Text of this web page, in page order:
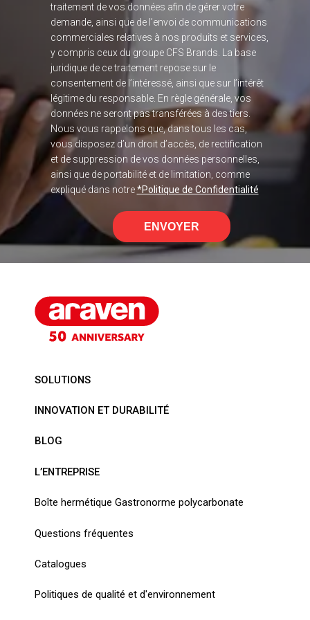
traitement de vos données afin de gérer votre
demande, ainsi que de l’envoi de communications
commerciales relatives à nos produits et services,
y compris ceux du groupe CFS Brands. La base
juridique de ce traitement repose sur le
consentement de l’intéressé, ainsi que sur l’intérêt
légitime du responsable. En règle générale, vos
données ne seront pas transférées à des tiers.
Nous vous rappelons que, dans tous les cas,
vous disposez d’un droit d’accès, de rectification
et de suppression de vos données personnelles,
ainsi que de portabilité et de limitation, comme
expliqué dans notre*Politique de Confidentialité
ENVOYER
SOLUTIONS
INNOVATION ET DURABILITÉ
BLOG
L’ENTREPRISE
Boîte hermétique Gastronorme polycarbonate
Questions fréquentes
Catalogues
Politiques de qualité et d'environnement